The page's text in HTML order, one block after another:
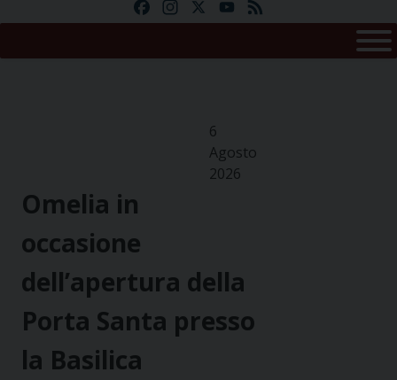
FacebookInstagramYouTube
6
Agosto
2026
Omelia in
occasione
dell’apertura della
Porta Santa presso
la Basilica